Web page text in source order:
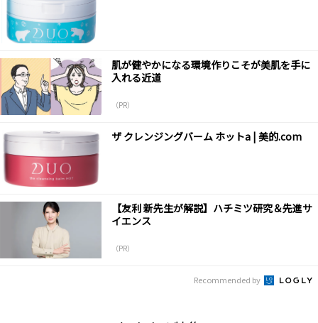
肌が健やかになる環境作りこそが美肌を手に
入れる近道
（PR）
ザ クレンジングバーム ホットa | 美的.com
【友利 新先生が解説】ハチミツ研究＆先進サ
イエンス
（PR）
Recommended by